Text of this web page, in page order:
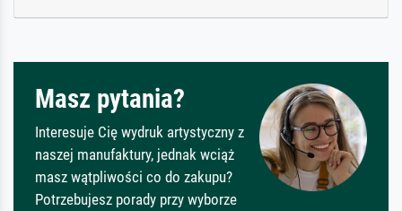
Masz pytania?
Interesuje Cię wydruk artystyczny z
naszej manufaktury, jednak wciąż
masz wątpliwości co do zakupu?
Potrzebujesz porady przy wyborze